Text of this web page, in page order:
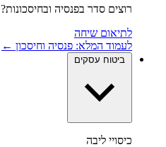
רוצים סדר בפנסיה ובחיסכונות?
לתיאום שיחה
לעמוד המלא: פנסיה וחיסכון ←
ביטוח עסקים
כיסויי ליבה